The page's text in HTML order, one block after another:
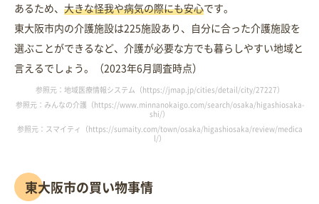
あるため、 大きな怪我や病気の際にも安心です。
東大阪市内の介護施設は225施設あり、自分に合った介護施設を
選ぶことができるなど、介護が必要な方でも暮らしやすい地域と
言えるでしょう。（2023年6月調査時点）
参照元：地域医療情報システム（https://jmap.jp/cities/detail/city/27227）
参照元：みんなの介護（https://www.minnanokaigo.com/search/osaka/higashiosaka-
shi/）
参照元：スマイティ（https://sumaity.com/town/osaka/higashiosaka/review/medica
l/）
東大阪市の買い物事情